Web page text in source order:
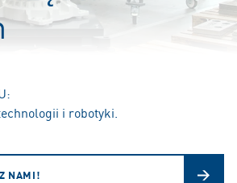
i robotyki.
NAMI!